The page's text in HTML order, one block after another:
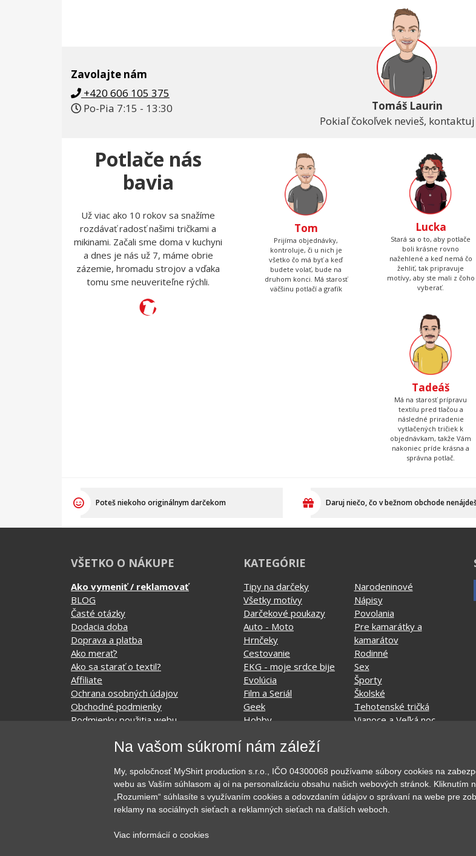
Zavolajte nám
+420 606 105 375
Po-Pia 7:15 - 13:30
Tomáš Laurin
Pokiaľ čokoľvek nevieš,
Potlače nás
bavia
Už viac ako 10 rokov sa snažíme
rozdávať radosť našimi tričkami a
mikinami. Začali sme doma v kuchyni
a dnes je nás už 7, máme obrie
zázemie, hromadu strojov a vďaka
tomu sme neuveriteľne rýchli.
Tom
Prijíma objednávky,
kontroluje, či u nich je
všetko čo má byť a keď
budete volať, bude na
druhom konci. Má starosť
väčšinu potlačí a grafík
Lucka
Stará sa o to, aby potlače
boli krásne rovno
nažehlené a keď nemá čo
žehliť, tak pripravuje
motívy, aby ste mali z čoho
vyberať.
Tadeáš
Má na starosť prípravu
textilu pred tlačou a
následné priradenie
vytlačených tričiek k
objednávkam, takže Vám
nakoniec príde krásna a
správna potlač.
Poteš niekoho originálnym darčekom Daruj niečo, čo v bežnom obchode
VŠETKO O NÁKUPE
Ako vymeniť / reklamovať
BLOG
Časté otázky
Dodacia doba
Doprava a platba
Ako merať?
Ako sa starať o textil?
Affiliate
Ochrana osobných údajov
Obchodné podmienky
Podmienky použitia webu
KONTAKTY
KATEGÓRIE
Tipy na darčeky
Všetky motívy
Darčekové poukazy
Auto - Moto
Hrnčeky
Cestovanie
EKG - moje srdce bije
Evolúcia
Film a Seriál
Geek
Hobby
Jedlo, pitie a relax
Láska
Narodeninové
Nápisy
Povolania
Pre kamarátky a
kamarátov
Rodinné
Sex
Športy
Školské
Tehotenské tričká
Vianoce a Veľká noc
MyShirt
Copyright © 2015 - 2026 MyShirt.cz - Všetky práva vyhradené
Na vašom súkromí nám záleží
My, spoločnosť MyShirt production s.r.o., IČO 04300068 používame súbory cookies na
webu as Vaším súhlasom aj oi na personalizáciu obsahu našich webových stránok. Kliknutím
„Rozumiem“ súhlasíte s využívaním cookies a odovzdaním údajov o správaní na webe pre
reklamy na sociálnych sieťach a reklamných sieťach na ďalších weboch.
Viac informácií o cookies